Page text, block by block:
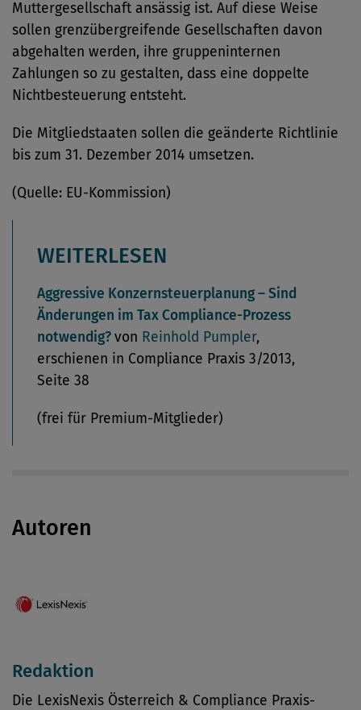
Muttergesellschaft ansässig ist. Auf diese Weise
sollen grenzübergreifende Gesellschaften davon
abgehalten werden, ihre gruppeninternen
Zahlungen so zu gestalten, dass eine doppelte
Nichtbesteuerung entsteht.
Die Mitgliedstaaten sollen die geänderte Richtlinie
bis zum 31. Dezember 2014 umsetzen.
(Quelle: EU-Kommission)
WEITERLESEN
Aggressive Konzernsteuerplanung – Sind
Änderungen im Tax Compliance-Prozess
notwendig?von Reinhold Pumpler,
erschienen in Compliance Praxis 3/2013,
Seite 38
(frei für Premium-Mitglieder)
Autoren
Redaktion
Die LexisNexis Österreich & Compliance Praxis-